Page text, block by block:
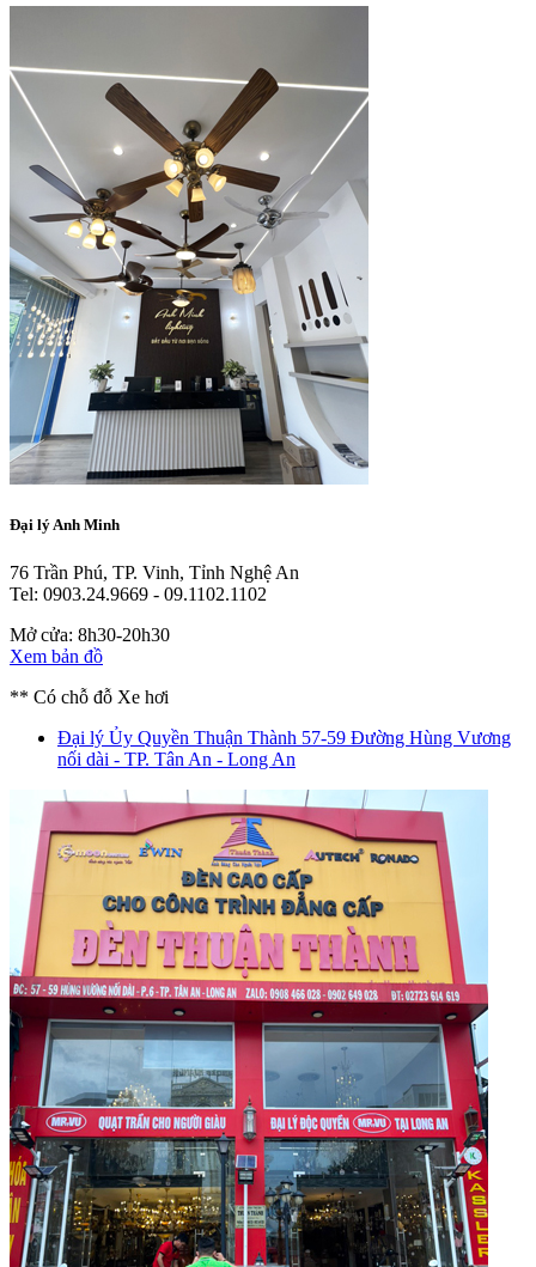
Đại lý Anh Minh
76 Trần Phú, TP. Vinh, Tỉnh Nghệ An
Tel: 0903.24.9669 - 09.1102.1102
Mở cửa: 8h30-20h30
Xem bản đồ
** Có chỗ đỗ Xe hơi
Đại lý Ủy Quyền Thuận Thành 57-59 Đường Hùng Vương
nối dài - TP. Tân An - Long An